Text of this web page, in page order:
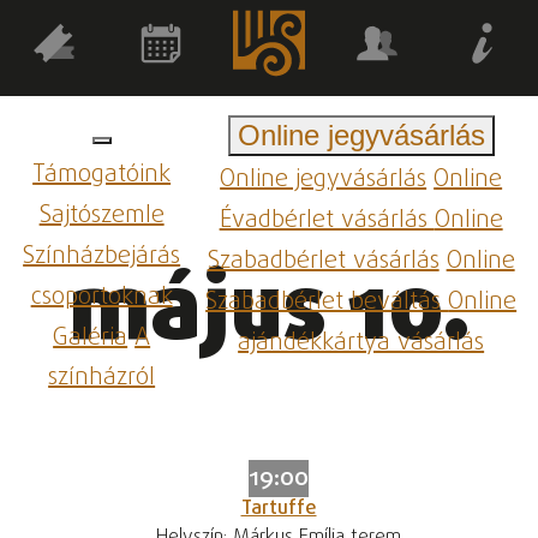
Támogatóink
Sajtószemle
Színházbejárás
csoportoknak
GalériaA
színházról
Online jegyvásárlás
Online jegyvásárlásOnline
Évadbérlet vásárlásOnline
Szabadbérlet vásárlásOnline
Szabadbérlet beváltásOnline
ajándékkártya vásárlás
május 10.
19:00
Tartuffe